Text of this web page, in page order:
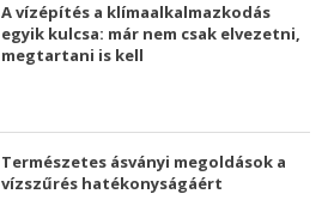
A vízépítés a klímaalkalmazkodás
egyik kulcsa: már nem csak elvezetni,
megtartani is kell
Természetes ásványi megoldások a
vízszűrés hatékonyságáért